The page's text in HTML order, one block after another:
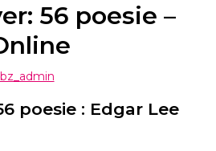
56 poesie –
bz_admin
poesie : Edgar Lee